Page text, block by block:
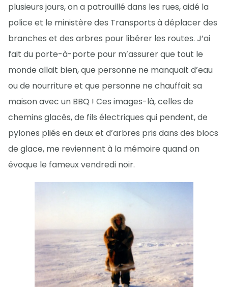
plusieurs jours, on a patrouillé dans les rues, aidé la
police et le ministère des Transports à déplacer des
branches et des arbres pour libérer les routes. J’ai
fait du porte-à-porte pour m’assurer que tout le
monde allait bien, que personne ne manquait d’eau
ou de nourriture et que personne ne chauffait sa
maison avec un BBQ ! Ces images-là, celles de
chemins glacés, de fils électriques qui pendent, de
pylones pliés en deux et d’arbres pris dans des blocs
de glace, me reviennent à la mémoire quand on
évoque le fameux vendredi noir.